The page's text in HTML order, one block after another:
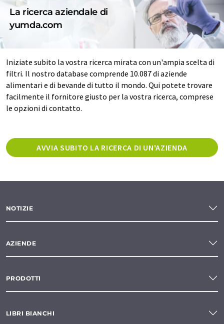
La ricerca aziendale di
yumda.com
Iniziate subito la vostra ricerca mirata con un'ampia scelta di
filtri. Il nostro database comprende 10.087 di aziende
alimentari e di bevande di tutto il mondo. Qui potete trovare
facilmente il fornitore giusto per la vostra ricerca, comprese
le opzioni di contatto.
AVVIA SUBITO LA RICERCA DI UN'AZIENDA
NOTIZIE
AZIENDE
PRODOTTI
LIBRI BIANCHI